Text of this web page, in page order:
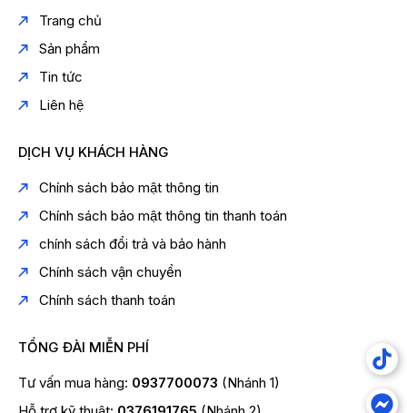
Trang chủ
Sản phẩm
Tin tức
Liên hệ
DỊCH VỤ KHÁCH HÀNG
Chính sách bảo mật thông tin
Chính sách bảo mật thông tin thanh toán
chính sách đổi trả và bảo hành
Chính sách vận chuyển
Chính sách thanh toán
TỔNG ĐÀI MIỄN PHÍ
Tư vấn mua hàng: 0937700073 (Nhánh 1)